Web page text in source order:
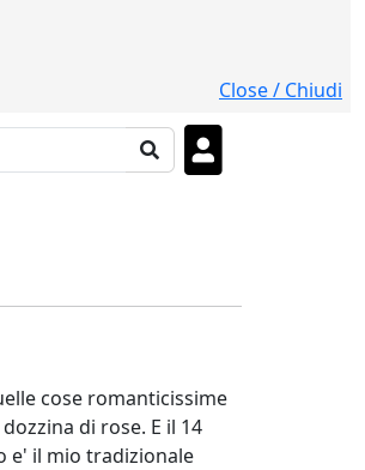
Close / Chiudi
cose romanticissime
di rose. E il 14
e' il mio tradizionale